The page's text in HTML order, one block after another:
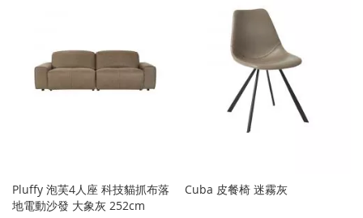
Pluffy 泡芙4人座 科技貓抓布落
地電動沙發 大象灰 252cm
Cuba 皮餐椅 迷霧灰